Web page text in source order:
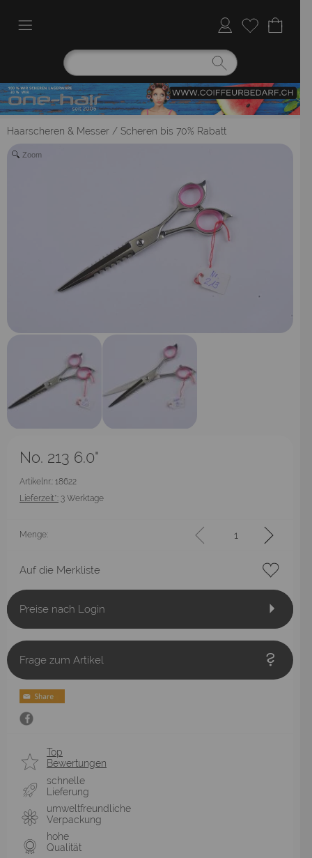
Haarscheren & Messer / Scheren bis 70% Rabatt
Zoom
No. 213 6.0"
Artikelnr.: 18622
Lieferzeit*: 3 Werktage
Menge:
Auf die Merkliste
Preise nach Login
Frage zum Artikel
Top
Bewertungen
schnelle
Lieferung
umweltfreundliche
Verpackung
hohe
Qualität